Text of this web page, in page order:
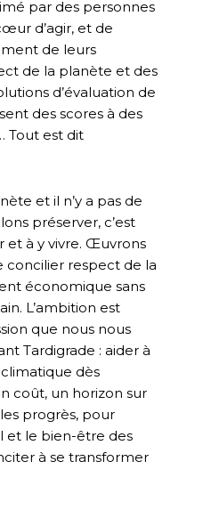
par des personnes
d’agir, et de
de leurs
de la planète et des
d’évaluation de
des scores à des
Tout est dit
et il n’y a pas de
préserver, c’est
et à y vivre. Œuvrons
concilier respect de la
économique sans
L’ambition est
que nous nous
Tardigrade : aider à
dès
coût, un horizon sur
progrès, pour
et le bien-être des
à se transformer